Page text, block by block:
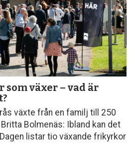
växer – vad är
växte från en familj till 250
Bolmenäs: Ibland kan det
listar tio växande frikyrkor